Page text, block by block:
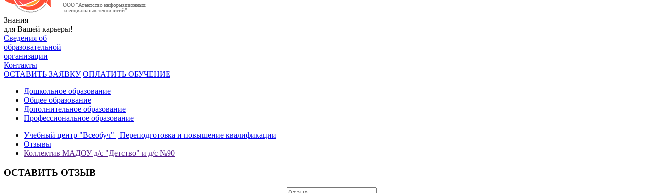
Знания
для Вашей карьеры!
Сведения об
образовательной
организации
Контакты
ОСТАВИТЬ ЗАЯВКУ ОПЛАТИТЬ ОБУЧЕНИЕ
Дошкольное образование
Общее образование
Дополнительное образование
Профессиональное образование
Учебный центр "Всеобуч" | Переподготовка и повышение квалификации
Отзывы
Коллектив МАДОУ д/с "Детство" и д/с №90
ОСТАВИТЬ ОТЗЫВ